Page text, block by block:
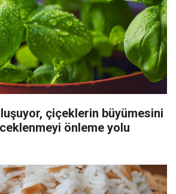
çiçeklerin büyümesini
önleme yolu